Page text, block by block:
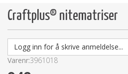
Craftplus® nitematriser
Logg inn for å skrive anmeldelse...
Varenr:3961018